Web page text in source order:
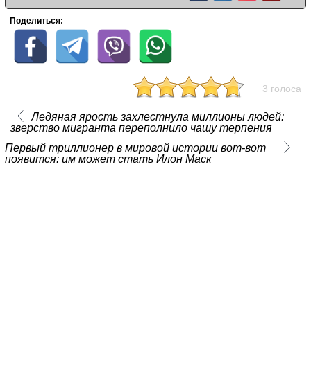
Поделиться:
3 голоса
Ледяная ярость захлестнула миллионы людей:
зверство мигранта переполнило чашу терпения
Первый триллионер в мировой истории вот-вот
появится: им может стать Илон Маск